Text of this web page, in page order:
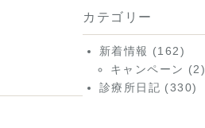
カテゴリー
新着情報 (162)
キャンペーン (2)
診療所日記 (330)